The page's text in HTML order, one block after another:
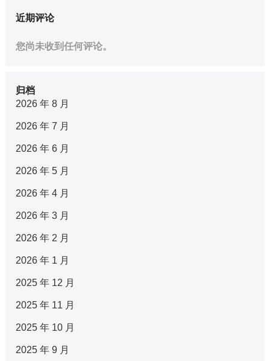
近期评论
您尚未收到任何评论。
归档
2026 年 8 月
2026 年 7 月
2026 年 6 月
2026 年 5 月
2026 年 4 月
2026 年 3 月
2026 年 2 月
2026 年 1 月
2025 年 12 月
2025 年 11 月
2025 年 10 月
2025 年 9 月